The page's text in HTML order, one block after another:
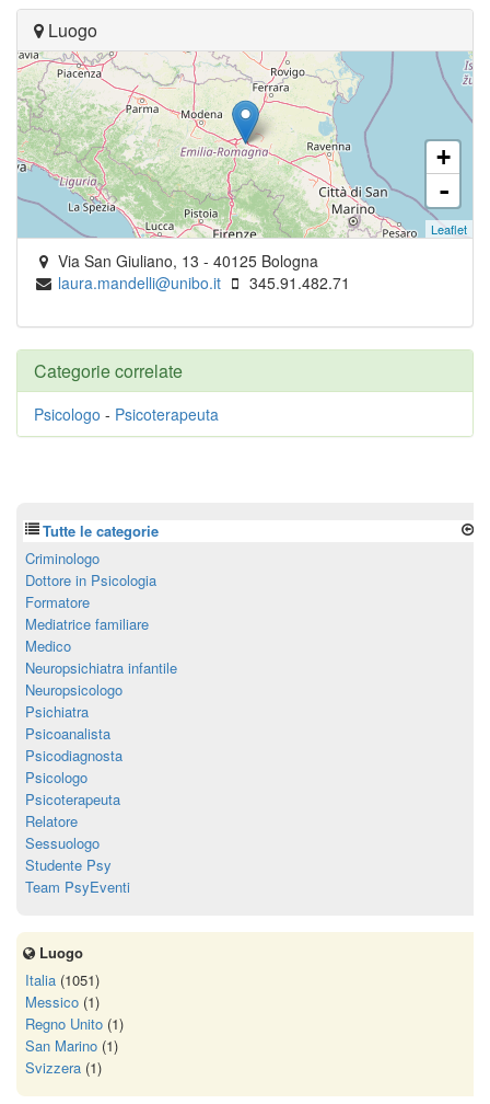
Luogo
+
-
Leaflet
Via San Giuliano, 13 - 40125 Bologna
laura.mandelli@unibo.it
345.91.482.71
Categorie correlate
Psicologo - Psicoterapeuta
Tutte le categorie
Criminologo
Dottore in Psicologia
Formatore
Mediatrice familiare
Medico
Neuropsichiatra infantile
Neuropsicologo
Psichiatra
Psicoanalista
Psicodiagnosta
Psicologo
Psicoterapeuta
Relatore
Sessuologo
Studente Psy
Team PsyEventi
Luogo
Italia (1051)
Messico (1)
Regno Unito (1)
San Marino (1)
Svizzera (1)